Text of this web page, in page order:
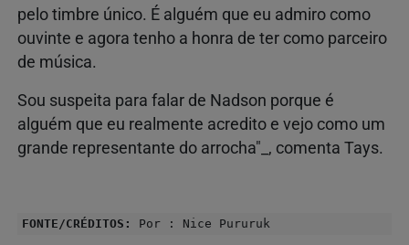
pelo timbre único. É alguém que eu admiro como
ouvinte e agora tenho a honra de ter como parceiro
de música.
Sou suspeita para falar de Nadson porque é
alguém que eu realmente acredito e vejo como um
grande representante do arrocha"_, comenta Tays.
FONTE/CRÉDITOS: Por : Nice Pururuk